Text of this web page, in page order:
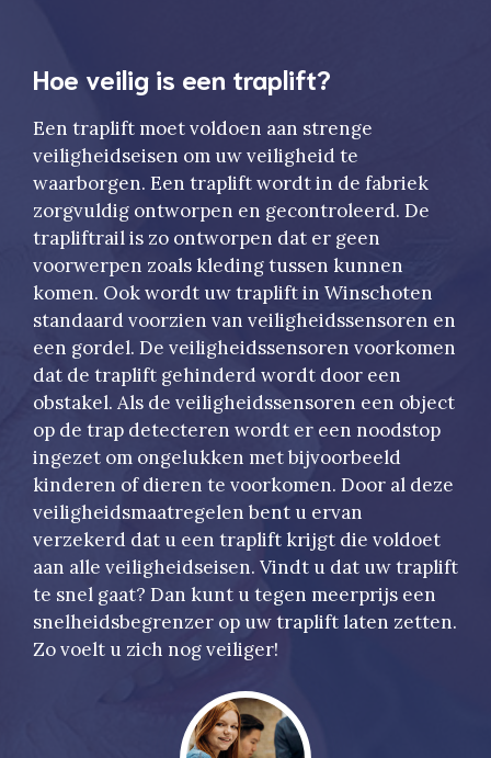
Hoe veilig is een traplift?
Een traplift moet voldoen aan strenge
veiligheidseisen om uw veiligheid te
waarborgen. Een traplift wordt in de fabriek
zorgvuldig ontworpen en gecontroleerd. De
trapliftrail is zo ontworpen dat er geen
voorwerpen zoals kleding tussen kunnen
komen. Ook wordt uw traplift in Winschoten
standaard voorzien van veiligheidssensoren en
een gordel. De veiligheidssensoren voorkomen
dat de traplift gehinderd wordt door een
obstakel. Als de veiligheidssensoren een object
op de trap detecteren wordt er een noodstop
ingezet om ongelukken met bijvoorbeeld
kinderen of dieren te voorkomen. Door al deze
veiligheidsmaatregelen bent u ervan
verzekerd dat u een traplift krijgt die voldoet
aan alle veiligheidseisen. Vindt u dat uw traplift
te snel gaat? Dan kunt u tegen meerprijs een
snelheidsbegrenzer op uw traplift laten zetten.
Zo voelt u zich nog veiliger!